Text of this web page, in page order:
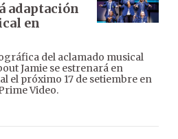
adaptación
en
del aclamado musical
Jamie se estrenará en
el próximo 17 de setiembre en
Video.